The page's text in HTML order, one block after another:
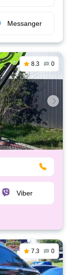
Messanger
8.3 0
Viber
7.3 0